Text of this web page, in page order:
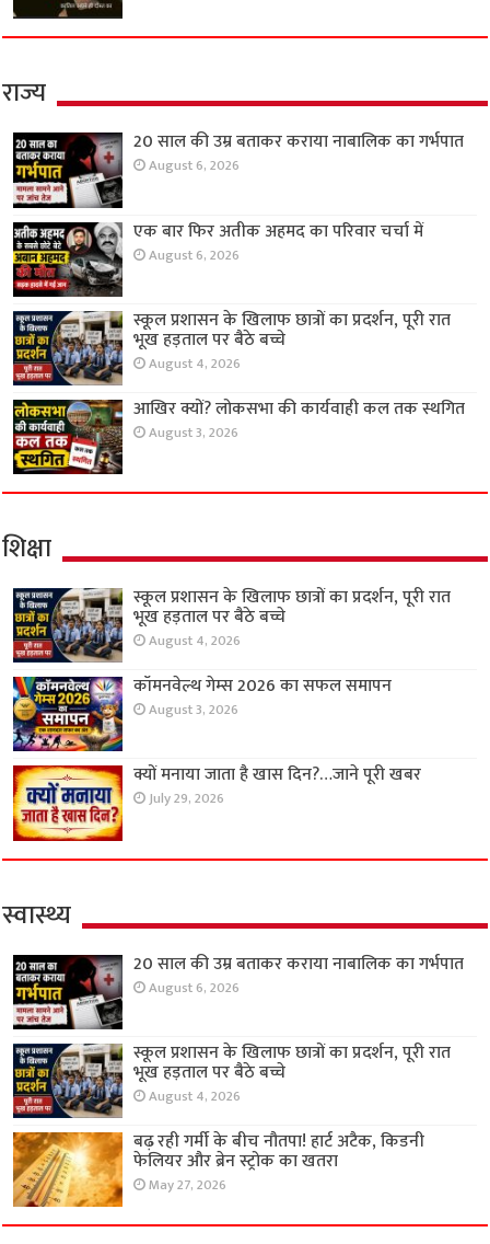
राज्य
20 साल की उम्र बताकर कराया नाबालिक का गर्भपात
August 6, 2026
एक बार फिर अतीक अहमद का परिवार चर्चा में
August 6, 2026
स्कूल प्रशासन के खिलाफ छात्रों का प्रदर्शन, पूरी रात
भूख हड़ताल पर बैठे बच्चे
August 4, 2026
आखिर क्यों? लोकसभा की कार्यवाही कल तक स्थगित
August 3, 2026
शिक्षा
स्कूल प्रशासन के खिलाफ छात्रों का प्रदर्शन, पूरी रात
भूख हड़ताल पर बैठे बच्चे
August 4, 2026
कॉमनवेल्थ गेम्स 2026 का सफल समापन
August 3, 2026
क्यों मनाया जाता है खास दिन?…जाने पूरी खबर
July 29, 2026
स्वास्थ्य
20 साल की उम्र बताकर कराया नाबालिक का गर्भपात
August 6, 2026
स्कूल प्रशासन के खिलाफ छात्रों का प्रदर्शन, पूरी रात
भूख हड़ताल पर बैठे बच्चे
August 4, 2026
बढ़ रही गर्मी के बीच नौतपा! हार्ट अटैक, किडनी
फेलियर और ब्रेन स्ट्रोक का खतरा
May 27, 2026